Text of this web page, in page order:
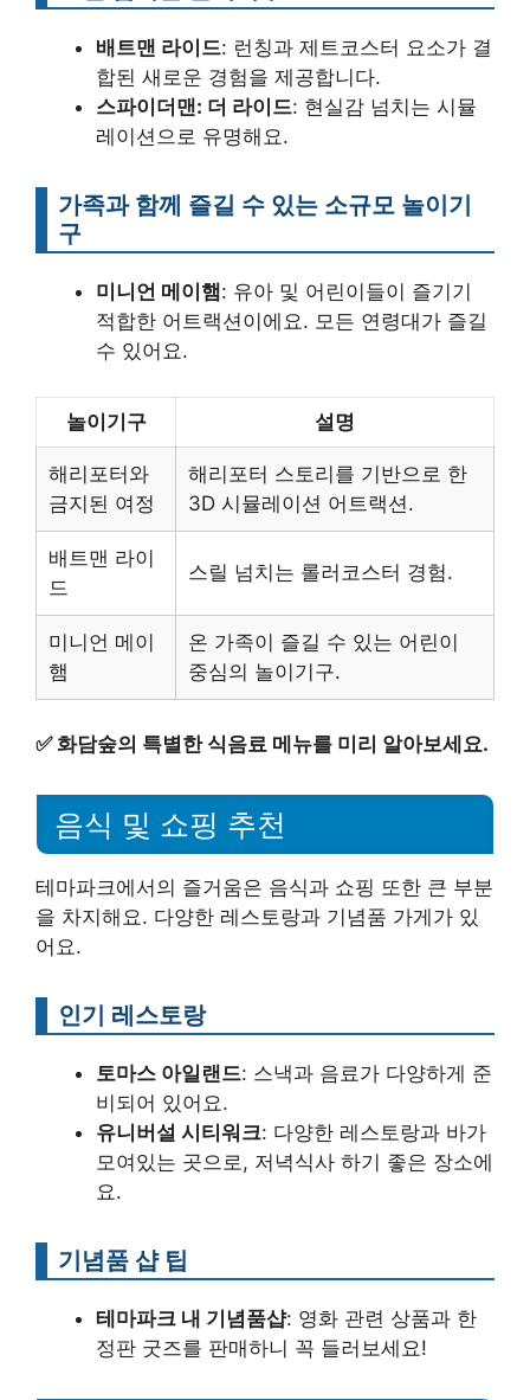
배트맨 라이드: 런칭과 제트코스터 요소가 결
합된 새로운 경험을 제공합니다.
스파이더맨: 더 라이드: 현실감 넘치는 시뮬
레이션으로 유명해요.
가족과 함께 즐길 수 있는 소규모 놀이기
구
미니언 메이햄: 유아 및 어린이들이 즐기기
적합한 어트랙션이에요. 모든 연령대가 즐길
수 있어요.
놀이기구 설명
해리포터와
금지된 여정
해리포터 스토리를 기반으로 한
3D 시뮬레이션 어트랙션.
배트맨 라이
드
스릴 넘치는 롤러코스터 경험.
미니언 메이
햄
온 가족이 즐길 수 있는 어린이
중심의 놀이기구.
✅화담숲의 특별한 식음료 메뉴를 미리 알아보세요.
음식 및 쇼핑 추천
테마파크에서의 즐거움은 음식과 쇼핑 또한 큰 부분
을 차지해요. 다양한 레스토랑과 기념품 가게가 있
어요.
인기 레스토랑
토마스 아일랜드: 스낵과 음료가 다양하게 준
비되어 있어요.
유니버설 시티워크: 다양한 레스토랑과 바가
모여있는 곳으로, 저녁식사 하기 좋은 장소에
요.
기념품 샵 팁
테마파크 내 기념품샵: 영화 관련 상품과 한
정판 굿즈를 판매하니 꼭 들러보세요!